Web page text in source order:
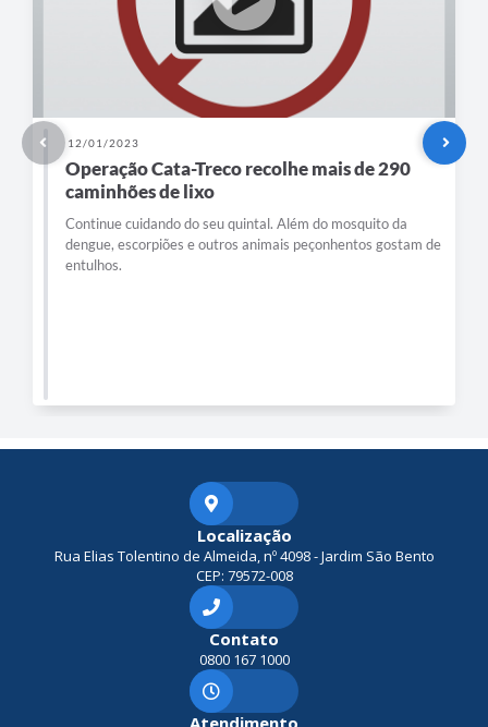
12/01/2023
Operação Cata-Treco recolhe mais de 290
caminhões de lixo
Continue cuidando do seu quintal. Além do mosquito da
dengue, escorpiões e outros animais peçonhentos gostam de
entulhos.
Localização
Rua Elias Tolentino de Almeida, nº 4098 - Jardim São Bento
CEP: 79572-008
Contato
0800 167 1000